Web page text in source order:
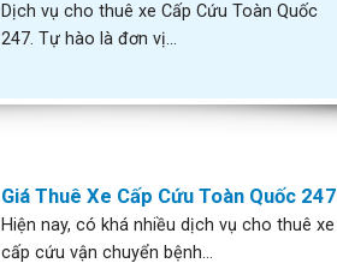
Dịch vụ cho thuê xe Cấp Cứu Toàn Quốc
247. Tự hào là đơn vị...
Giá Thuê Xe Cấp Cứu Toàn Quốc 247
Hiện nay, có khá nhiều dịch vụ cho thuê xe
cấp cứu vận chuyển bệnh...